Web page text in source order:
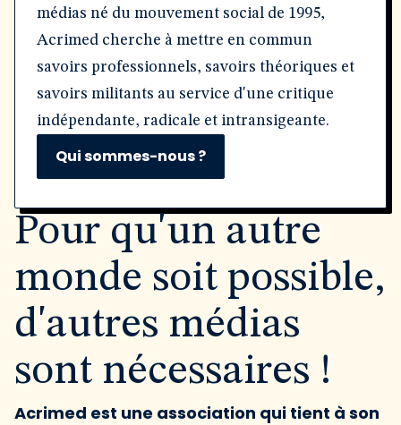
médias né du mouvement social de 1995,
Acrimed cherche à mettre en commun
savoirs professionnels, savoirs théoriques et
savoirs militants au service d'une critique
indépendante, radicale et intransigeante.
Qui sommes-nous ?
Pour qu'un autre
monde soit possible,
d'autres médias
sont nécessaires !
Acrimed est une association qui tient à son